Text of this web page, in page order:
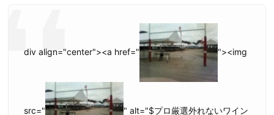
div align="center"><a href=" "><img
src=" " alt="$プロ厳選外れないワイン